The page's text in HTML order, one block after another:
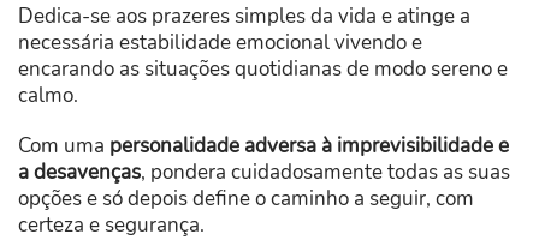
Dedica-se aos prazeres simples da vida e atinge a
necessária estabilidade emocional vivendo e
encarando as situações quotidianas de modo sereno e
calmo.
Com uma personalidade adversa à imprevisibilidade e
a desavenças, pondera cuidadosamente todas as suas
opções e só depois define o caminho a seguir, com
certeza e segurança.